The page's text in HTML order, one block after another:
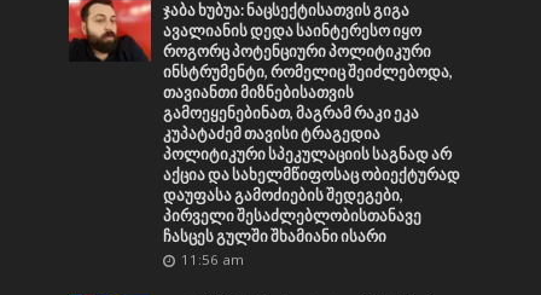
ჯაბა ხუბუა: ნაცსექტისათვის გიგა
ავალიანის დედა საინტერესო იყო
როგორც პოტენციური პოლიტიკური
ინსტრუმენტი, რომელიც შეიძლებოდა,
თავიანთი მიზნებისათვის
გამოეყენებინათ, მაგრამ რაკი ეკა
კუპატაძემ თავისი ტრაგედია
პოლიტიკური სპეკულაციის საგნად არ
აქცია და სახელმწიფოსაც ობიექტურად
დაუფასა გამოძიების შედეგები,
პირველი შესაძლებლობისთანავე
ჩასცეს გულში შხამიანი ისარი
11:56 am